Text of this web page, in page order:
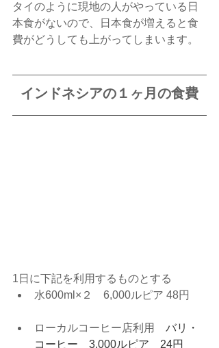
タイのように現地の人がやっている日
本食がないので、日本食が増えると食
費がどうしても上がってしまいます。
インドネシアの１ヶ月の食費
1日に下記を利用するものとする
水600ml×２　6,000ルピア 48円
ローカルコーヒー店利用 バリ・
コーヒー　3,000ルピア　24円